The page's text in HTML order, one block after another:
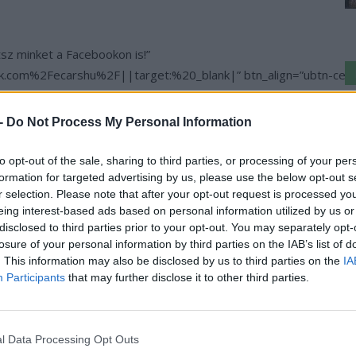
Do Not Process My Personal Information
opt-out of the sale, sharing to third parties, or processing of your
for targeted advertising by us, please use the below opt-out
selection. Please note that after your opt-out request is processed
interest-based ads based on personal information utilized by us
to third parties prior to your opt-out. You may separately
of your personal information by third parties on the IAB’s list of
This information may also be disclosed by us to third parties on the
Participants that may further disclose it to other third parties.
Data Processing Opt Outs
minket a Facebookon is!”
btn_align=”ubtn-
btn_hover=”ubtn-fade-bg”
icon=”Defaults-facebook-
bottom” btn_shadow_color=”#3b5998″
Magyar Elektromos autó tippek és kérdések Facebook
btn_align=”ubtn-center”
fade-bg” btn_anim_effect=”ulta-shrink”
comments” icon_size=”30″ icon_color=”#3b5998″
btn_shadow_size=”2″
további tartalmakért!